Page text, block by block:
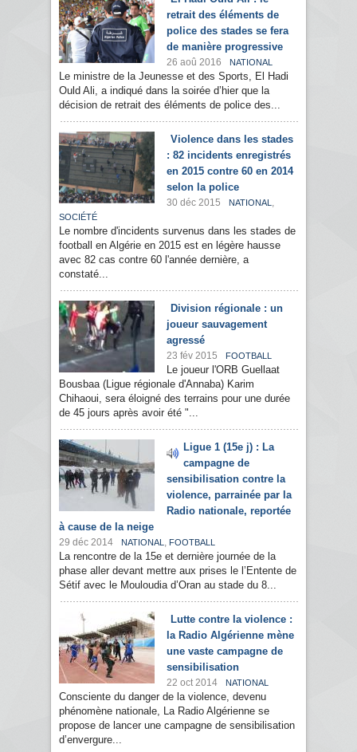
retrait des éléments de
police des stades se fera
de manière progressive
26 aoû 2016 NATIONAL
Le ministre de la Jeunesse et des Sports, El Hadi
Ould Ali, a indiqué dans la soirée d’hier que la
décision de retrait des éléments de police des...
Violence dans les stades
: 82 incidents enregistrés
en 2015 contre 60 en 2014
selon la police
30 déc 2015 NATIONAL ,
SOCIÉTÉ
Le nombre d'incidents survenus dans les stades de
football en Algérie en 2015 est en légère hausse
avec 82 cas contre 60 l'année dernière, a
constaté...
Division régionale : un
joueur sauvagement
agressé
23 fév 2015 FOOTBALL
Le joueur l'ORB Guellaat
Bousbaa (Ligue régionale d'Annaba) Karim
Chihaoui, sera éloigné des terrains pour une durée
de 45 jours après avoir été "...
Ligue 1 (15e j) : La
campagne de
sensibilisation contre la
violence, parrainée par la
Radio nationale, reportée
à cause de la neige
29 déc 2014 NATIONAL , FOOTBALL
La rencontre de la 15e et dernière journée de la
phase aller devant mettre aux prises le l’Entente de
Sétif avec le Mouloudia d’Oran au stade du 8...
Lutte contre la violence :
la Radio Algérienne mène
une vaste campagne de
sensibilisation
22 oct 2014 NATIONAL
Consciente du danger de la violence, devenu
phénomène nationale, La Radio Algérienne se
propose de lancer une campagne de sensibilisation
d’envergure...